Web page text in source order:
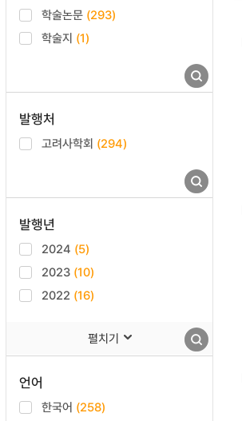
학술논문 (293)
학술지 (1)
발행처
고려사학회 (294)
발행년
2024 (5)
2023 (10)
2022 (16)
펼치기
언어
한국어 (258)